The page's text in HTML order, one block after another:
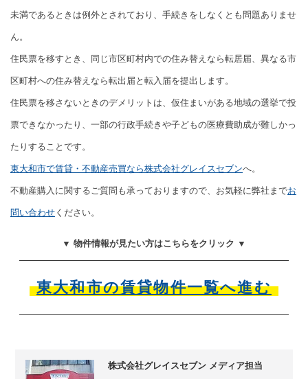
未満であるときは例外とされており、手続きをしなくとも問題ありませ
ん。
住民票を移すとき、同じ市区町村内での住み替えなら転居届、異なる市
区町村への住み替えなら転出届と転入届を提出します。
住民票を移さないときのデメリットは、仮住まいがある地域の選挙で投
票できなかったり、一部の行政手続きや子どもの医療費助成が難しかっ
たりすることです。
東大和市で賃貸・不動産売買なら株式会社グレイスセブンへ。
不動産購入に関するご質問も承っておりますので、お気軽に弊社までお
問い合わせ ください。
▼ 物件情報が見たい方はこちらをクリック ▼
東大和市の賃貸物件一覧へ進む
株式会社グレイスセブン メディア担当